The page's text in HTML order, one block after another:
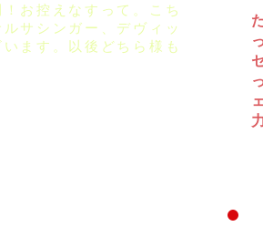
お控えなすって。こち
サシンガー、デヴィッ
ます。以後どちら様も